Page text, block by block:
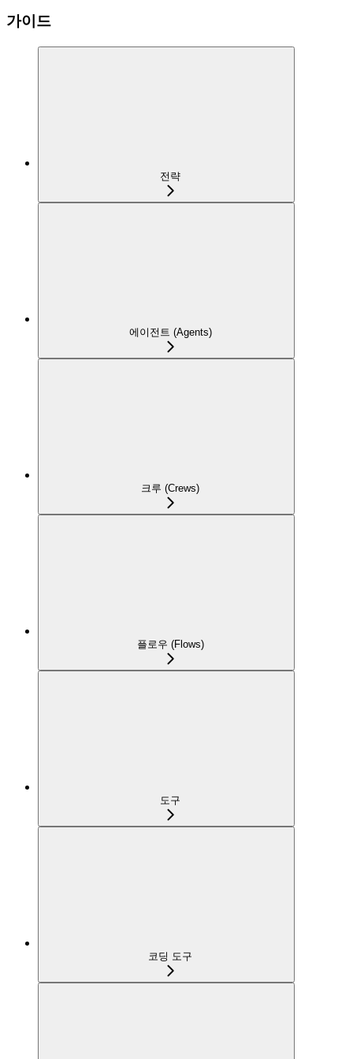
가이드
전략
에이전트 (Agents)
크루 (Crews)
플로우 (Flows)
도구
코딩 도구